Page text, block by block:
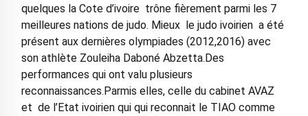
quelques la Cote d’ivoire trône fièrement parmi les 7
meilleures nations de judo. Mieux le judo ivoirien a été
présent aux dernières olympiades (2012,2016) avec
son athlète Zouleiha Daboné Abzetta.Des
performances qui ont valu plusieurs
reconnaissances.Parmis elles, celle du cabinet AVAZ
et de l’Etat ivoirien qui qui reconnait le TIAO comme